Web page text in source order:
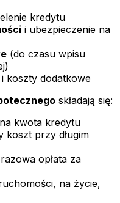
kredytu
i ubezpieczenie na
(do czasu wpisu
i koszty dodatkowe
składają się:
kwota kredytu
koszt przy długim
opłata za
na życie,